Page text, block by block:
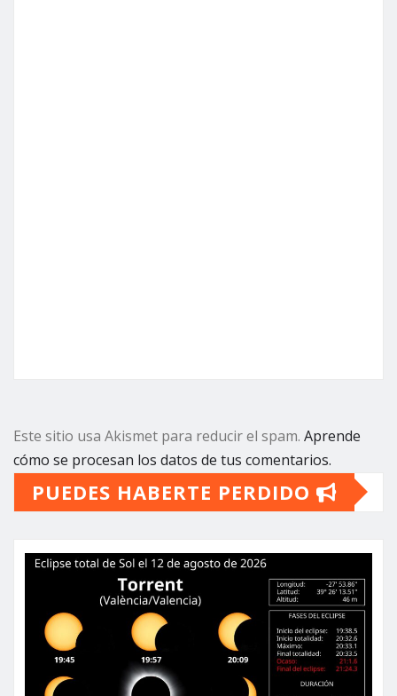
Este sitio usa Akismet para reducir el spam. Aprende
cómo se procesan los datos de tus comentarios.
PUEDES HABERTE PERDIDO